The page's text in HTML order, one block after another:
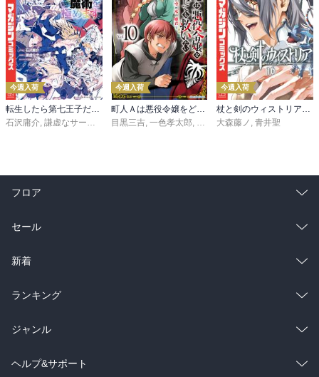
今週入荷
転生したら第七王子だったので、気ままに魔術を極めます（２４）
石沢庸介, 謙虚なサークル メル。
今週入荷
町人Ａは悪役令嬢をどうしても救いたい ～どぶと空と氷の姫君～１０【電子書店共通特典イラスト付】
目黒三吉, 一色孝太郎, Parum
今週入荷
杖と剣のウィストリア（１６）
大森藤ノ , 青井聖
フロア
総合
ラノベ
雑誌・グラビア
BL・TL
セール
総合
ラノベ
雑誌・グラビア
BL・TL
新着
総合
ラノベ
雑誌・グラビア
ランキング
総合
ラノベ
ジャンル
コミック
ヘルプ&サポート